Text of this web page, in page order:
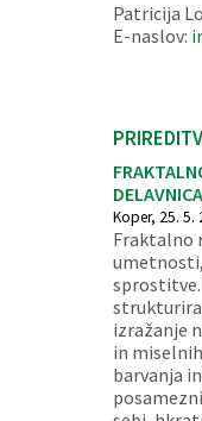
Patricija
E-naslov:
DELAVNICA
Koper, 25. 5.
Fraktalno
izražanje
in
barvanja